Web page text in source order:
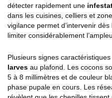
détecter rapidement une
dans les cuisines, celliers et
vigilance permet d’intervenir
limiter considérablement
Plusieurs signes
larves au plafond. Les cocons
5 à 8 millimètres et de couleur
phase pupale en cours. Les